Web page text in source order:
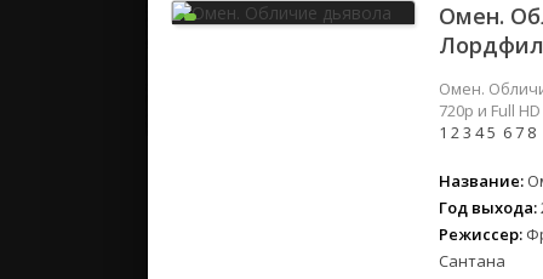
2024
2023
2022
Русские
Омен.
Омен.
720p и Full
1 23 45 67 8
Название:
Год выхода:
Режиссер:
Сантана